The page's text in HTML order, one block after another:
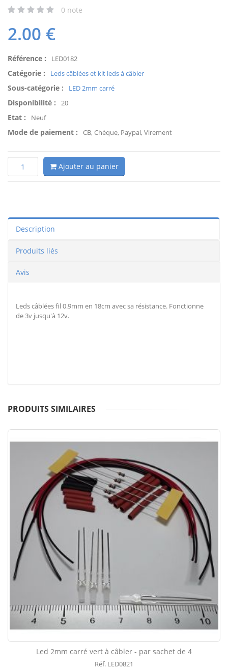
0 note
2.00 €
Référence : LED0182
Catégorie : Leds câblées et kit leds à câbler
Sous-catégorie : LED 2mm carré
Disponibilité : 20
Etat : Neuf
Mode de paiement : CB, Chèque, Paypal, Virement
Ajouter au panier
Description
Produits liés
Avis
Leds câblées fil 0.9mm en 18cm avec sa résistance. Fonctionne
de 3v jusqu'à 12v.
PRODUITS SIMILAIRES
Led 2mm carré vert à câbler - par sachet de 4
Réf. LED0821